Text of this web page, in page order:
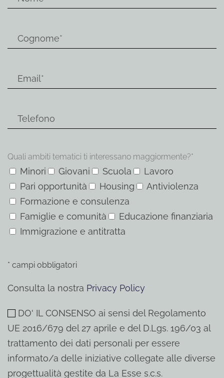
Quali ambiti tematici ti interessano maggiormente?*
Minori Giovani Scuola
Lavoro
Pari opportunità
Housing
Antiviolenza
Formazione e consulenza
Famiglie e comunità
Educazione finanziaria
Immigrazione e antitratta
* campi obbligatori
Consulta la nostra Privacy Policy
DO' IL CONSENSO ai sensi del Regolamento
UE 2016/679 del 27 aprile e del D.Lgs. 196/03 al
trattamento dei dati personali per essere
informato/a delle iniziative collegate alle diverse
progettualità gestite da La Esse s.c.s.